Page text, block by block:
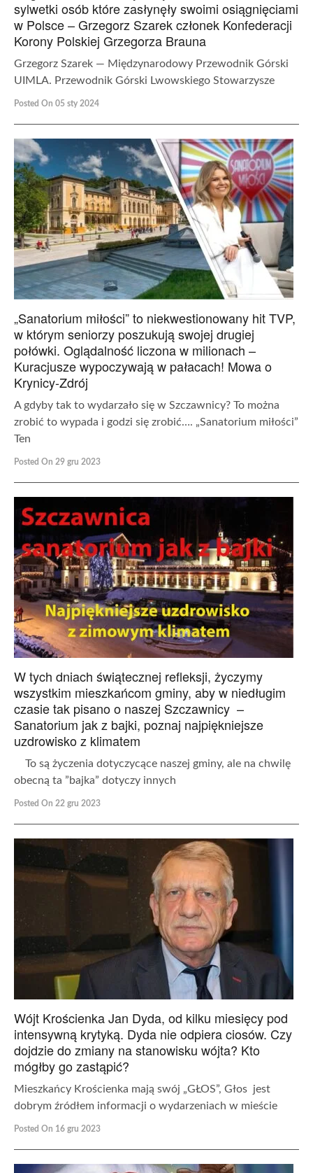
sylwetki osób które zasłynęły swoimi osiągnięciami
w Polsce – Grzegorz Szarek członek Konfederacji
Korony Polskiej Grzegorza Brauna
Grzegorz Szarek — Międzynarodowy Przewodnik Górski
UIMLA. Przewodnik Górski Lwowskiego Stowarzysze
Posted On 05 sty 2024
„Sanatorium miłości” to niekwestionowany hit TVP,
w którym seniorzy poszukują swojej drugiej
połówki. Oglądalność liczona w milionach –
Kuracjusze wypoczywają w pałacach! Mowa o
Krynicy-Zdrój
A gdyby tak to wydarzało się w Szczawnicy? To można
zrobić to wypada i godzi się zrobić…. „Sanatorium miłości”
Ten
Posted On 29 gru 2023
W tych dniach świątecznej refleksji, życzymy
wszystkim mieszkańcom gminy, aby w niedługim
czasie tak pisano o naszej Szczawnicy –
Sanatorium jak z bajki, poznaj najpiękniejsze
uzdrowisko z klimatem
To są życzenia dotyczycące naszej gminy, ale na chwilę
obecną ta ”bajka” dotyczy innych
Posted On 22 gru 2023
Wójt Krościenka Jan Dyda, od kilku miesięcy pod
intensywną krytyką. Dyda nie odpiera ciosów. Czy
dojdzie do zmiany na stanowisku wójta? Kto
mógłby go zastąpić?
Mieszkańcy Krościenka mają swój „GŁOS”, Głos jest
dobrym źródłem informacji o wydarzeniach w mieście
Posted On 16 gru 2023